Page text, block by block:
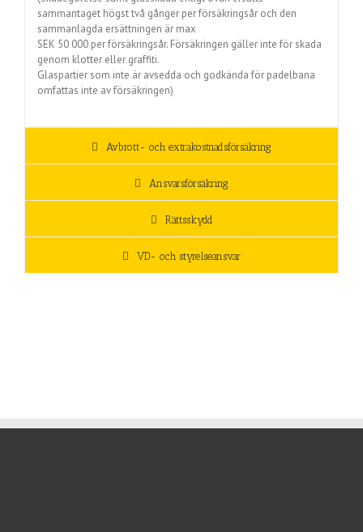
sammantaget högst två gånger per försäkringsår och den
sammanlagda ersättningen är max
SEK 50 000 per försäkringsår. Försäkringen gäller inte för skada
genom klotter eller graffiti.
Glaspartier som inte är avsedda och godkända för padelbana
omfattas inte av försäkringen)
Avbrott- och extrakostnadsförsäkring
Ansvarsförsäkring
Rättsskydd
VD- och styrelseansvar